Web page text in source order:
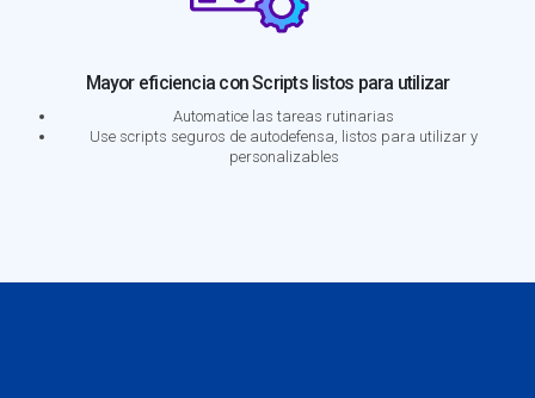
Mayor eficiencia con Scripts listos para utilizar
Automatice las tareas rutinarias
Use scripts seguros de autodefensa, listos para utilizar y
personalizables